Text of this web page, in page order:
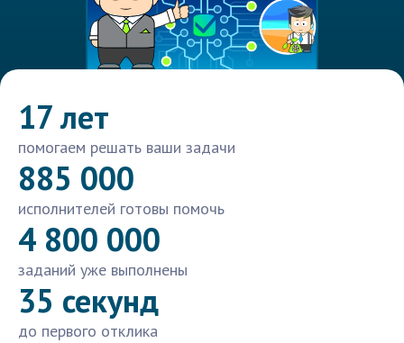
17 лет
помогаем решать ваши задачи
885 000
исполнителей готовы помочь
4 800 000
заданий уже выполнены
35 секунд
до первого отклика